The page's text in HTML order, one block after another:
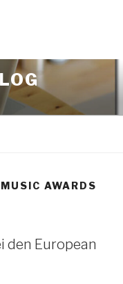
AWARDS
den European